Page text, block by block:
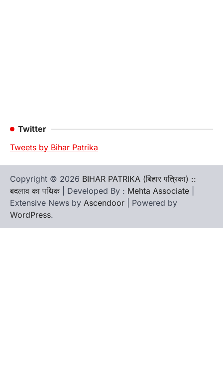
Twitter
Tweets by Bihar Patrika
Copyright © 2026 BIHAR PATRIKA (बिहार पत्रिका) ::
बदलाव का पथिक | Developed By : Mehta Associate
Extensive News by Ascendoor | Powered by
WordPress.